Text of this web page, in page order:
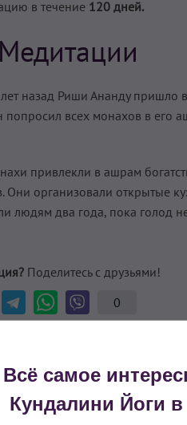
в течение 120 дней.
назад Риши Ананду
всех монахов в его
привлекли в ашрам
организовали открытые
людям два года, пока голод
Поделитесь с друзьями!
0
Всё самое
Кундалини Йоги в